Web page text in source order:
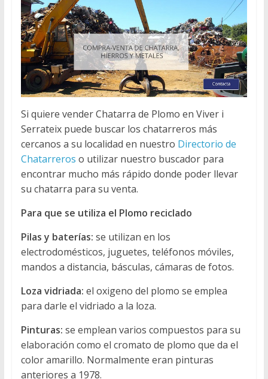
Si quiere vender Chatarra de Plomo en Viver i
Serrateix puede buscar los chatarreros más
cercanos a su localidad en nuestro Directorio de
Chatarreros o utilizar nuestro buscador para
encontrar mucho más rápido donde poder llevar
su chatarra para su venta.
Para que se utiliza el Plomo reciclado
Pilas y baterías: se utilizan en los
electrodomésticos, juguetes, teléfonos móviles,
mandos a distancia, básculas, cámaras de fotos.
Loza vidriada: el oxigeno del plomo se emplea
para darle el vidriado a la loza.
Pinturas: se emplean varios compuestos para su
elaboración como el cromato de plomo que da el
color amarillo. Normalmente eran pinturas
anteriores a 1978.